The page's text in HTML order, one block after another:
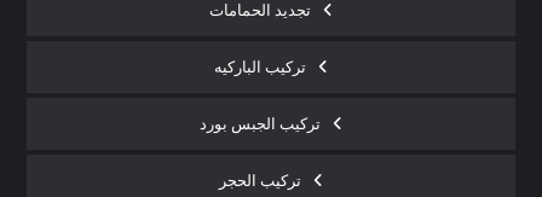
تجديد الحمامات
تركيب الباركيه
تركيب الجبس بورد
تركيب الحجر